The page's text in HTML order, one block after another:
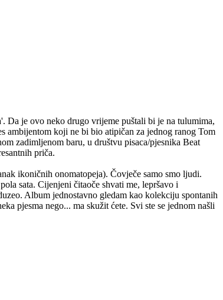
Da je ovo neko drugo vrijeme puštali bi je na tulumima,
ambijentom koji ne bi bio atipičan za jednog ranog Tom
zadimljenom baru, u društvu pisaca/pjesnika Beat
priča.
ikoničnih onomatopeja). Čovječe samo smo ljudi.
sata. Cijenjeni čitaoče shvati me, lepršavo i
Album jednostavno gledam kao kolekciju spontanih
pjesma nego... ma skužit ćete. Svi ste se jednom našli